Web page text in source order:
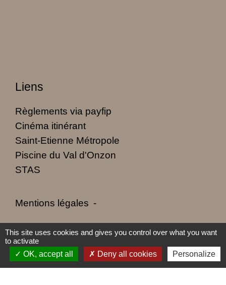
Liens
Règlements via payfip
Cinéma itinérant
Saint-Etienne Métropole
Piscine du Val d'Onzon
STAS
Mentions légales -
Politique de confidentialité - Accessibilité -
Plan du site - Gestion des cookies
This site uses cookies and gives you control over what you want
to activate
OK, accept all
Deny all cookies Personalize